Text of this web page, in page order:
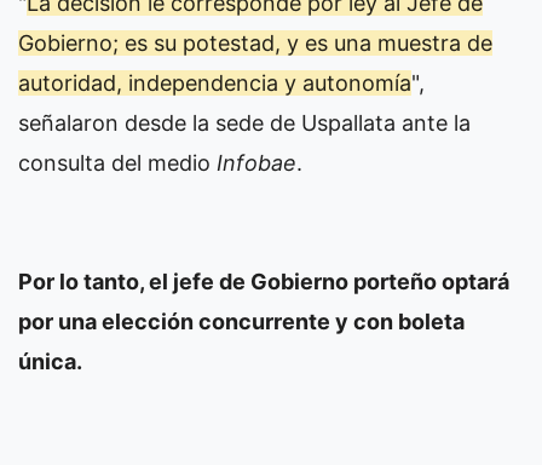
Gobierno; es su potestad, y es una muestra de
autoridad, independencia y autonomía",
señalaron desde la sede de Uspallata ante la
consulta del medio Infobae.
Por lo tanto, el jefe de Gobierno porteño optará
por una elección concurrente y con boleta
única.